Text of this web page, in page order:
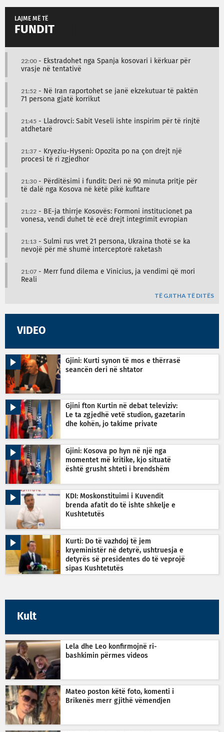
LAJME MË TË
FUNDIT
22:00- Ekstradohet nga Spanja kosovari i kërkuar për
vrasje në tentativë
21:52 - Në Iran raportohet se janë ekzekutuar të paktën
71 persona gjatë korrikut
21:45 - Lladrovci: Sabit Veseli ishte inspirim për të rinjtë
atdhetarë
21:37 - Kryeziu-Hyseni: Opozita po na çon drejt një
procesi të ri zgjedhor
21:30- Përditësimi i fundit: Deri në 90 minuta pritje për
të dalë nga Kosova në këtë pikë kufitare
21:22 - BE-ja thirrje Kosovës: Formoni institucionet pa
vonesa, vendi duhet të ecë drejt integrimit evropian
21:13 - Sulmi rus vret 21 persona, Ukraina thotë se ka
nevojë për më shumë interceptorë raketash
21:07 - Merr fund dilema e Vinicius, ja vendimi që mori
Reali
TË GJITHA TË DITËS
VIDEO
Gjini: Kurti synon të mos e thërrasë
seancën deri në shtator
Gjini fton Kurtin në debat televiziv:
Le ta zgjedhë vetë studion, gazetarin
dhe kohën, jo takime private
Gjini: Kosova po hyn në një nga
momentet më kritike, kjo situatë
është grusht shteti i brendshëm
KDI: Moskonstituimi i Kuvendit
brenda afatit do të ishte shkelje e
Kushtetutës
Kurti: Do të vazhdoj të jem
kryeministër në detyrë, ushtruesja e
detyrës së presidentes do të veprojë
sipas Kushtetutës
Kult
Lela dhe Leo konfirmojnë ri-
bashkimin përmes videos
Mateo poston këtë foto, komenti i
Brikenës merr gjithë vëmendjen